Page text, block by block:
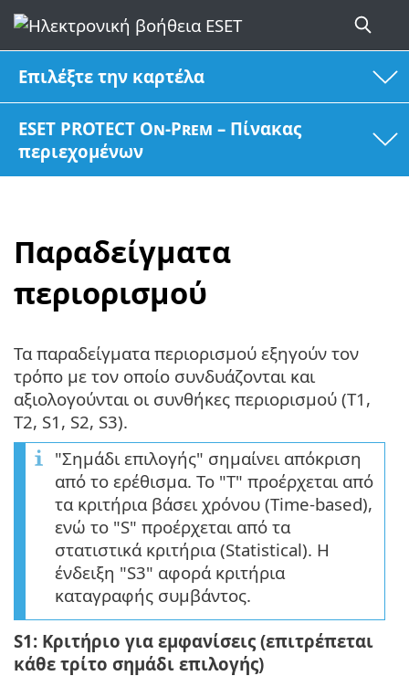
Επιλέξτε την καρτέλα
ESET PROTECT On-Prem – Πίνακας
περιεχομένων
Παραδείγματα
περιορισμού
Τα παραδείγματα περιορισμού εξηγούν τον
τρόπο με τον οποίο συνδυάζονται και
αξιολογούνται οι συνθήκες περιορισμού (T1,
T2, S1, S2, S3).
"Σημάδι επιλογής" σημαίνει απόκριση
από το ερέθισμα. Το "T" προέρχεται από
τα κριτήρια βάσει χρόνου (Time-based),
ενώ το "S" προέρχεται από τα
στατιστικά κριτήρια (Statistical). Η
ένδειξη "S3" αφορά κριτήρια
καταγραφής συμβάντος.
S1: Κριτήριο για εμφανίσεις (επιτρέπεται
κάθε τρίτο σημάδι επιλογής)